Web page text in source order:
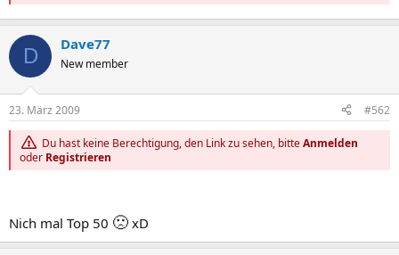
D Dave77
New member
23. März 2009 #562
Du hast keine Berechtigung, den Link zu sehen, bitteAnmelden
oder Registrieren
Nich mal Top 50 🙁 xD